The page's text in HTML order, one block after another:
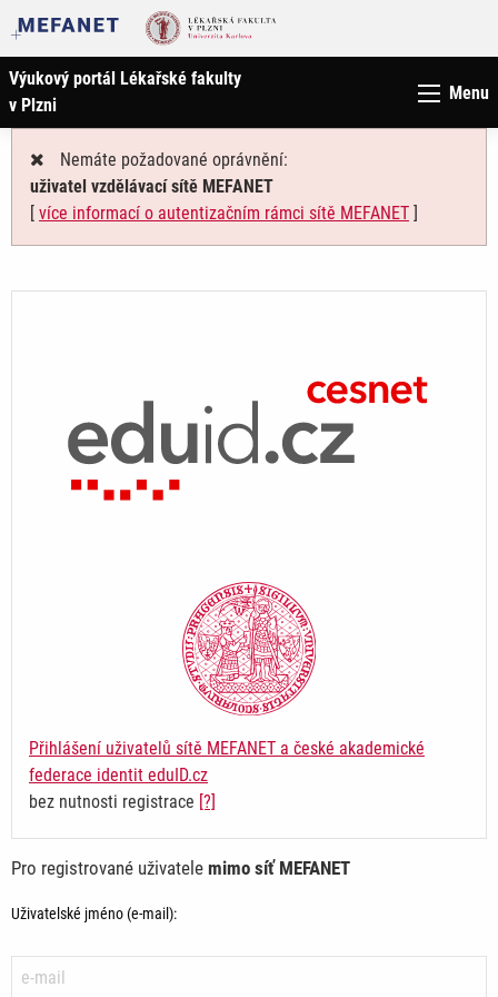
Výukový portál Lékařské fakulty
v Plzni
Menu
Nemáte požadované oprávnění:
uživatel vzdělávací sítě MEFANET
[ více informací o autentizačním rámci sítě MEFANET ]
Přihlášení uživatelů sítě MEFANET a české akademické
federace identit eduID.cz
bez nutnosti registrace [?]
Pro registrované uživatele mimo síť MEFANET
Uživatelské jméno (e-mail):